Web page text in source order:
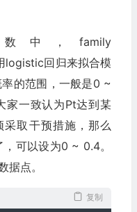
数中，family
logistic回归来拟合模
的范围，一般是0 ~
家一致认为Pt达到某
取干预措施，那么
可以设为0 ~ 0.4。
据点。
复制